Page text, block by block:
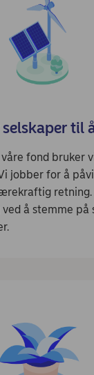
til
fond bruker
jobber for å
retning.
å stemme på